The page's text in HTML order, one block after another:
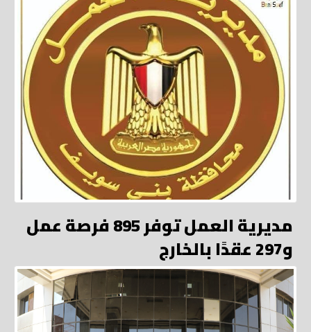
مديرية العمل توفر 895 فرصة عمل
و297 عقدًا بالخارج